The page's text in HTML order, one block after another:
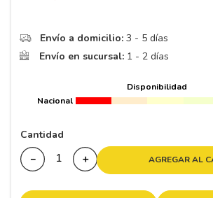
Envío a domicilio: 3 - 5 días
Envío en sucursal: 1 - 2 días
Disponibilidad
Nacional
Cantidad
＋
－ AGREGAR AL